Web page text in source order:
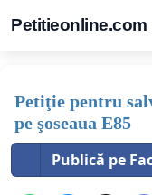
Petitieonline.com
Petiţie pentru
pe şoseaua E85
Publică pe